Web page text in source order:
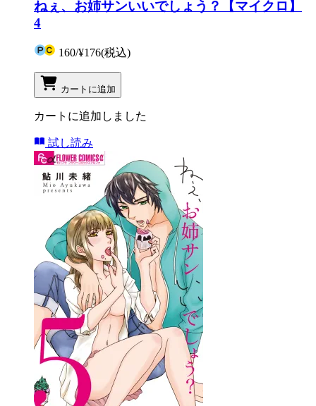
ねぇ、お姉サンいいでしょう？【マイクロ】
4
160/¥176(税込)
カートに追加
カートに追加しました
試し読み